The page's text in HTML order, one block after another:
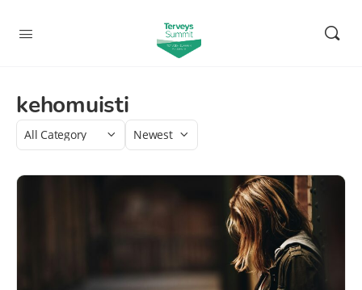
kehomuisti
Category
Sort